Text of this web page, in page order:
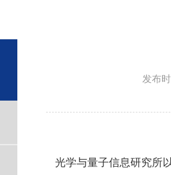
发布
光学与量子信息研究所